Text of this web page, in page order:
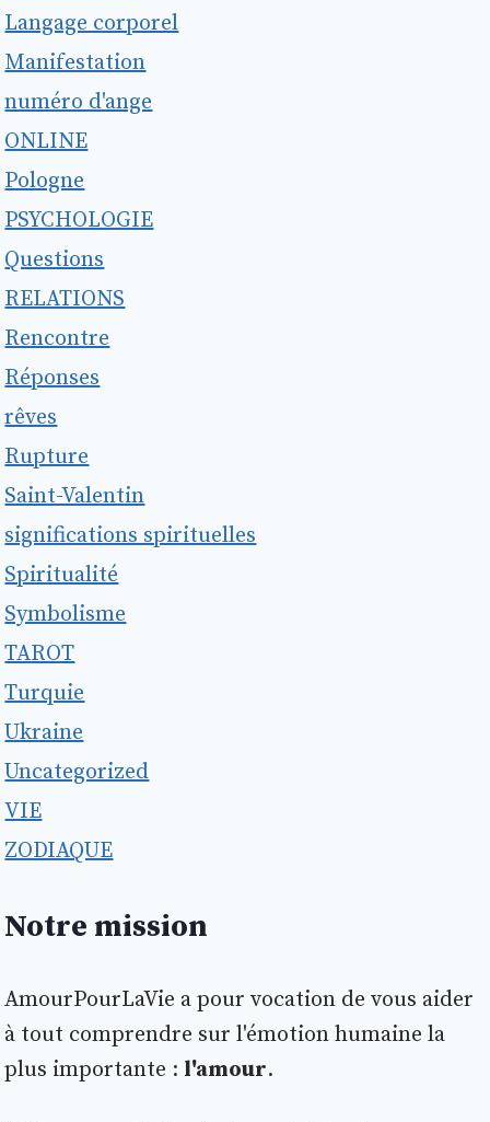
Langage corporel
Manifestation
numéro d'ange
ONLINE
Pologne
PSYCHOLOGIE
Questions
RELATIONS
Rencontre
Réponses
rêves
Rupture
Saint-Valentin
significations spirituelles
Spiritualité
Symbolisme
TAROT
Turquie
Ukraine
Uncategorized
VIE
ZODIAQUE
Notre mission
AmourPourLaVie a pour vocation de vous aider
à tout comprendre sur l'émotion humaine la
plus importante : l'amour.